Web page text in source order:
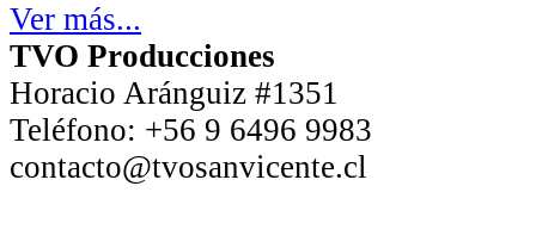
Ver más...
TVO Producciones
Horacio Aránguiz #1351
Teléfono: +56 9 6496 9983
contacto@tvosanvicente.cl